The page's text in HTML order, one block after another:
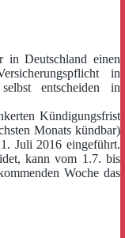
Deutschland einen
in
entscheiden in
Kündigungsfrist
Monats kündbar)
Juli 2016 eingeführt.
kann vom 1.7. bis
Woche das